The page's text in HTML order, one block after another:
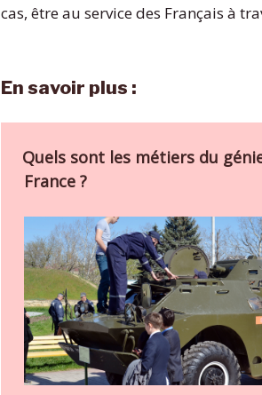
cas, être au service des Français à
En savoir plus :
Quels sont les métiers du
France ?